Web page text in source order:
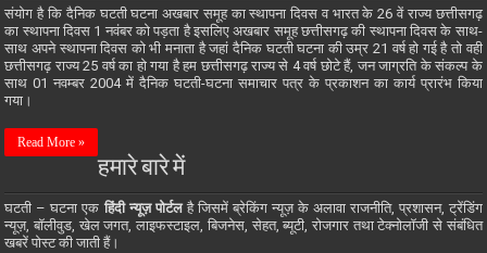
संयोग है कि दैनिक घटती घटना अखबार समूह का स्थापना दिवस व भारत के 26 वें राज्य छत्तीसगढ़
का स्थापना दिवस 1 नवंबर को पड़ता है इसलिए अखबार समूह छत्तीसगढ़ की स्थापना दिवस के साथ-
साथ अपने स्थापना दिवस को भी मनाता है जहां दैनिक घटती घटना की उम्र 21 वर्ष हो गई है तो वही
छत्तीसगढ़ राज्य 25 वर्ष का हो गया है हम छत्तीसगढ़ राज्य से 4 वर्ष छोटे हैं, जन जाग्रति के संकल्प के
साथ 01 नवम्बर 2004 में दैनिक घटती-घटना समाचार पत्र के प्रकाशन का कार्य प्रारंभ किया
गया।
Read More »
हमारे बारे में
घटती – घटना एक हिंदी न्यूज़ पोर्टलहै जिसमें ब्रेकिंग न्यूज़ के अलावा राजनीति, प्रशासन, ट्रेंडिंग
न्यूज़, बॉलीवुड, खेल जगत, लाइफस्टाइल, बिजनेस, सेहत, ब्यूटी, रोजगार तथा टेक्नोलॉजी से संबंधित
खबरें पोस्ट की जाती हैं।